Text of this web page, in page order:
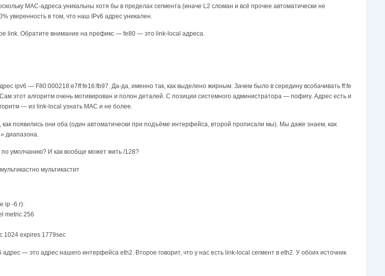
MAC-адреса уникальны хотя бы в пределах сегмента (иначе L2 сломан и всё прочее автоматически не
уверенность в том, что наш IPv6 адрес уникален.
link. Обратите внимание на префикс — fe80 — это link-local адреса.
ipv6 — F80:000218:e7ff:fe16:fb97. Да-да, именно так, как выделено жирным. Зачем было в середину всобачивать ff:fe
этот алгоритм очень мотивирован и полон деталей. С позиции системного администратора — пофигу. Адрес есть и
— из link-local узнать MAC и не более.
появились они оба (один автоматически при подъёме интерфейса, второй прописали мы). Мы даже знаем, как
диапазона.
умолчанию? И как вообще может жить /128?
мультикастит
ip -6 r):
metric 256
1024 expires 1779sec
— это адрес нашего интерфейса eth2. Второе говорит, что у нас есть link-local сегмент в eth2. У обоих источник